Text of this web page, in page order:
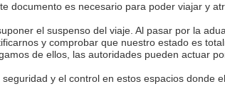
documento es necesario para poder viajar y
el suspenso del viaje. Al pasar por la
y comprobar que nuestro estado es
de ellos, las autoridades pueden actuar
y el control en estos espacios donde